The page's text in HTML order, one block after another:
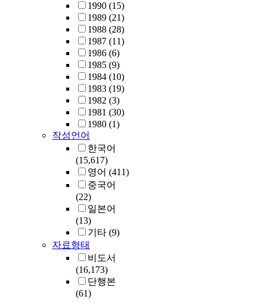
1990 (15)
1989 (21)
1988 (28)
1987 (11)
1986 (6)
1985 (9)
1984 (10)
1983 (19)
1982 (3)
1981 (30)
1980 (1)
작성언어
한국어
(15,617)
영어 (411)
중국어
(22)
일본어
(13)
기타 (9)
자료형태
비도서
(16,173)
단행본
(61)